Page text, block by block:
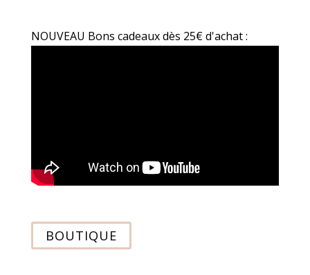
NOUVEAU Bons cadeaux dès 25€ d'achat :
BOUTIQUE